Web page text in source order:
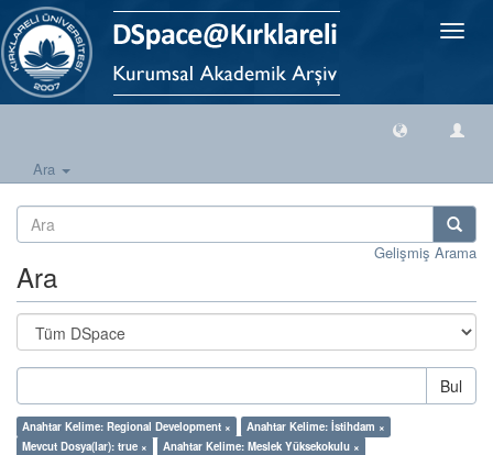
Geçiş
Ara
Gelişmiş Arama
Ara
Bul
Anahtar Kelime: Regional Development ×
Anahtar Kelime: İstihdam ×
Mevcut Dosya(lar): true ×
Anahtar Kelime: Meslek Yüksekokulu ×